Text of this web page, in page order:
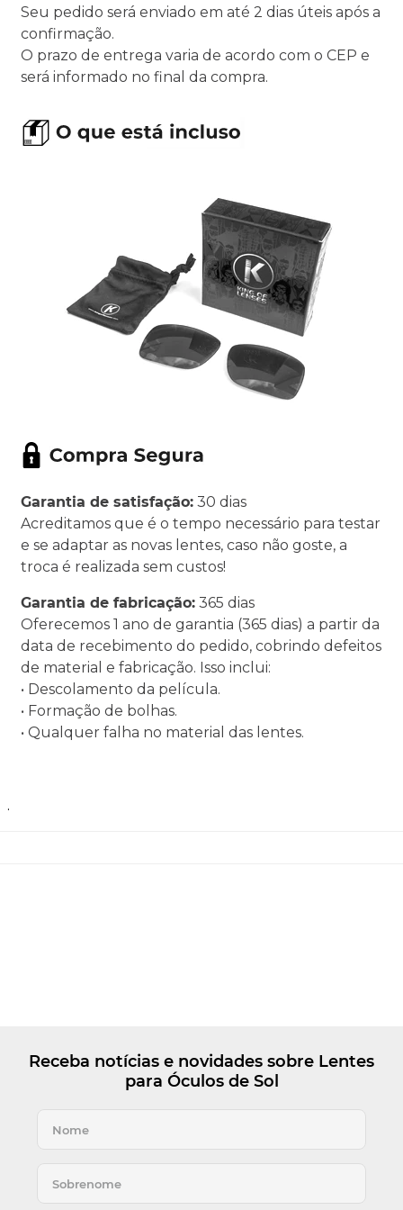
Seu pedido será enviado em até 2 dias úteis após a
confirmação.
O prazo de entrega varia de acordo com o CEP e
será informado no final da compra.
Garantia de satisfação: 30 dias
Acreditamos que é o tempo necessário para testar
e se adaptar as novas lentes, caso não goste, a
troca é realizada sem custos!
Garantia de fabricação: 365 dias
Oferecemos 1 ano de garantia (365 dias) a partir da
data de recebimento do pedido, cobrindo defeitos
de material e fabricação. Isso inclui:
• Descolamento da película.
• Formação de bolhas.
• Qualquer falha no material das lentes.
.
Receba notícias e novidades sobre Lentes
para Óculos de Sol